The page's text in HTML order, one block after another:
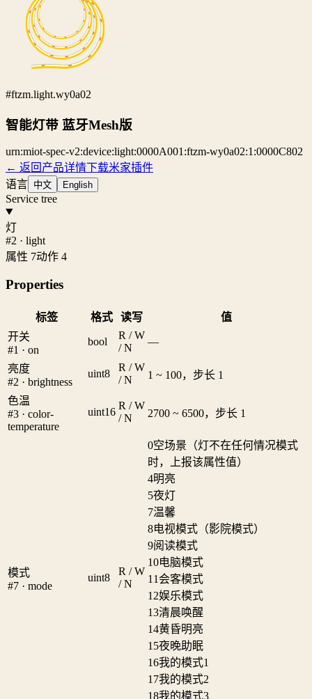
#ftzm.light.wy0a02
智能灯带 蓝牙Mesh版
urn:miot-spec-v2:device:light:0000A001:ftzm-wy0a02:1:0000C802
← 返回产品详情下载米家插件
语言 中文 English
Service tree
灯
#2 · light
属性 7动作 4
Properties
标签 格式 读写
值
开关
#1 · on
bool
R / W
/ N
—
亮度
#2 · brightness
uint8
R / W
/ N
1 ~ 100，步长 1
色温
#3 · color-
temperature
uint16
R / W
/ N
2700 ~ 6500，步长 1
模式
#7 · mode
uint8
R / W
/ N
0空场景（灯不在任何情况模式
时，上报该属性值）
4明亮
5夜灯
7温馨
8电视模式（影院模式）
9阅读模式
10电脑模式
11 会客模式
12娱乐模式
13清晨唤醒
14黄昏明亮
15夜晚助眠
16我的模式1
17我的模式2
18我的模式3